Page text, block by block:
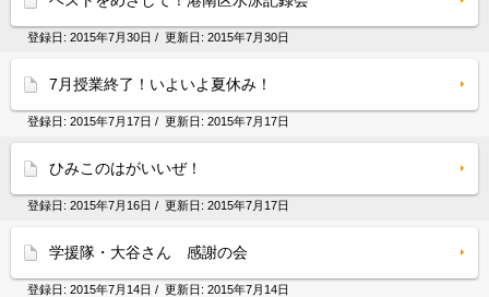
登録日: 2015年7月30日 / 更新日: 2015年7月30日
7月授業終了！いよいよ夏休み！
登録日: 2015年7月17日 / 更新日: 2015年7月17日
ひみこのはがいいぜ！
登録日: 2015年7月16日 / 更新日: 2015年7月17日
学援隊・大谷さん 感謝の会
登録日: 2015年7月14日 / 更新日: 2015年7月14日